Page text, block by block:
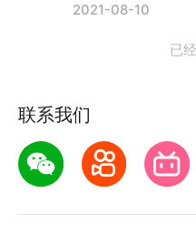
2021-08-10
已
联系我们